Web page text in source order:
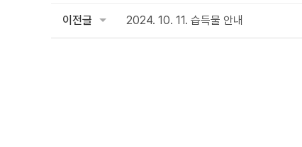
이전글 2024. 10. 11. 습득물 안내